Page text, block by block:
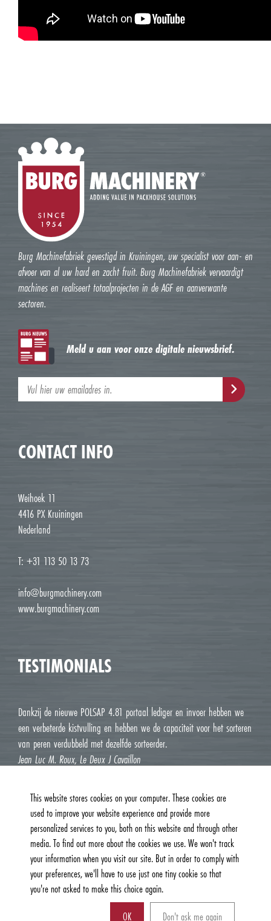
Burg Machinefabriek gevestigd in Kruiningen, uw specialist voor aan- en
afvoer van al uw hard en zacht fruit. Burg Machinefabriek vervaardigt
machines en realiseert totaalprojecten in de AGF en aanverwante
sectoren.
Meld u aan voor onze digitale nieuwsbrief.
CONTACT INFO
Weihoek 11
4416 PX Kruiningen
Nederland
T: +31 113 50 13 73
info@burgmachinery.com
www.burgmachinery.com
TESTIMONIALS
Dankzij de nieuwe POLSAP 4.81 portaal lediger en invoer hebben we
een verbeterde kistvulling en hebben we de capaciteit voor het sorteren
van peren verdubbeld met dezelfde sorteerder.
Jean Luc M. Roux, Le Deux J Cavaillon
© 2026, Burg Machinefabriek B.V. | All Rights Reserved |
This website stores cookies on your computer. These cookies are
used to improve your website experience and provide more
personalized services to you, both on this website and through other
media. To find out more about the cookies we use. We won't track
your information when you visit our site. But in order to comply with
your preferences, we'll have to use just one tiny cookie so that
you're not asked to make this choice again.
Don't ask me again
OK